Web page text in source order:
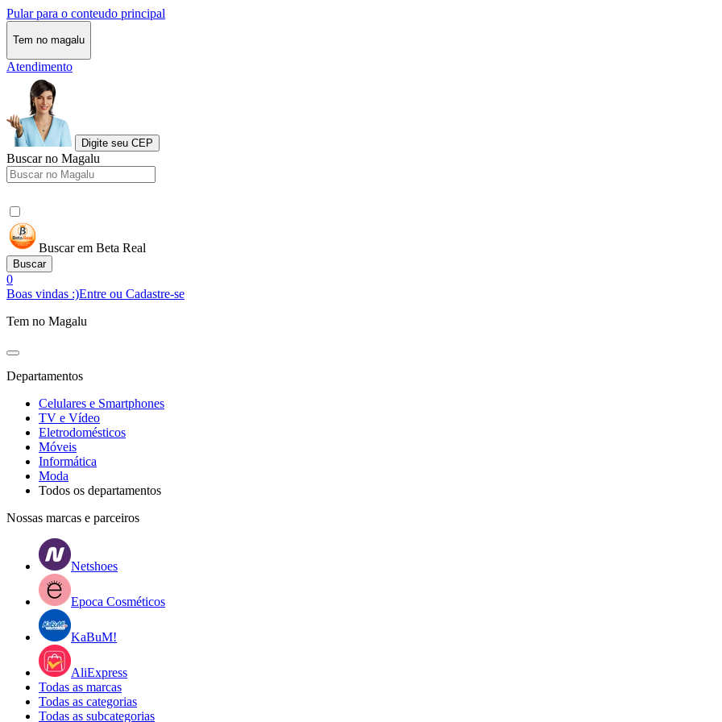
Pular para o conteudo principal
Tem no magalu
Atendimento
Digite seu CEP
Buscar no Magalu
Buscar em Beta Real
Buscar
0
Boas vindas :)Entre ou Cadastre-se
Tem no Magalu
Departamentos
Celulares e Smartphones
TV e Vídeo
Eletrodomésticos
Móveis
Informática
Moda
Todos os departamentos
Nossas marcas e parceiros
Netshoes
Epoca Cosméticos
KaBuM!
AliExpress
Todas as marcas
Todas as categorias
Todas as subcategorias